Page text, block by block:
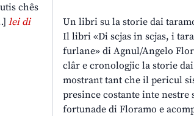
chês
lei di
Un libri su la storie dai
Il libri «Di scjas in scjas, i
furlane» di Agnul/Angelo
clâr e cronologjic la storie
mostrant tant che il pericul
presince costante inte nestre
fortunade di Floramo e